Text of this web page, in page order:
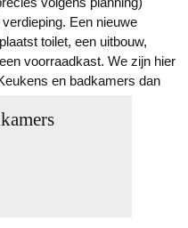
Een nieuwe
toilet, een uitbouw,
voorraadkast. We zijn hier
en badkamers dan